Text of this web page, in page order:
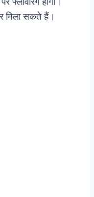
मिला सकते हैं।